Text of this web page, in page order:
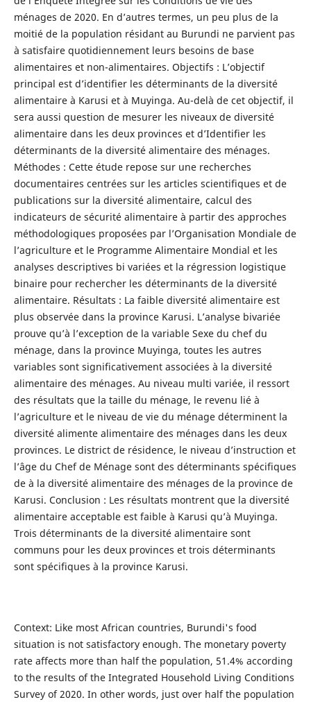
ménages de 2020. En d’autres termes, un peu plus de la
moitié de la population résidant au Burundi ne parvient pas
à satisfaire quotidiennement leurs besoins de base
alimentaires et non-alimentaires. Objectifs : L’objectif
principal est d’identifier les déterminants de la diversité
alimentaire à Karusi et à Muyinga. Au-delà de cet objectif, il
sera aussi question de mesurer les niveaux de diversité
alimentaire dans les deux provinces et d’Identifier les
déterminants de la diversité alimentaire des ménages.
Méthodes : Cette étude repose sur une recherches
documentaires centrées sur les articles scientifiques et de
publications sur la diversité alimentaire, calcul des
indicateurs de sécurité alimentaire à partir des approches
méthodologiques proposées par l’Organisation Mondiale de
l’agriculture et le Programme Alimentaire Mondial et les
analyses descriptives bi variées et la régression logistique
binaire pour rechercher les déterminants de la diversité
alimentaire. Résultats : La faible diversité alimentaire est
plus observée dans la province Karusi. L’analyse bivariée
prouve qu’à l’exception de la variable Sexe du chef du
ménage, dans la province Muyinga, toutes les autres
variables sont significativement associées à la diversité
alimentaire des ménages. Au niveau multi variée, il ressort
des résultats que la taille du ménage, le revenu lié à
l’agriculture et le niveau de vie du ménage déterminent la
diversité alimente alimentaire des ménages dans les deux
provinces. Le district de résidence, le niveau d’instruction et
l’âge du Chef de Ménage sont des déterminants spécifiques
de à la diversité alimentaire des ménages de la province de
Karusi. Conclusion : Les résultats montrent que la diversité
alimentaire acceptable est faible à Karusi qu’à Muyinga.
Trois déterminants de la diversité alimentaire sont
communs pour les deux provinces et trois déterminants
sont spécifiques à la province Karusi.
Context: Like most African countries, Burundi's food
situation is not satisfactory enough. The monetary poverty
rate affects more than half the population, 51.4% according
to the results of the Integrated Household Living Conditions
Survey of 2020. In other words, just over half the population